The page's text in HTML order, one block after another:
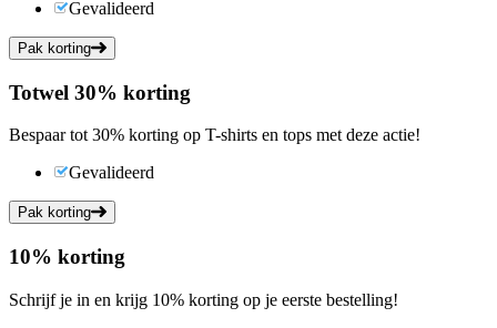
Gevalideerd
Pak korting
Totwel 30% korting
Bespaar tot 30% korting op T-shirts en tops met deze actie!
Gevalideerd
Pak korting
10% korting
Schrijf je in en krijg 10% korting op je eerste bestelling!